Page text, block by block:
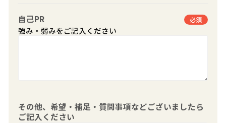
自己PR 必須
強み・弱みをご記入ください
その他、希望・補足・質問事項などございましたら
ご記入ください